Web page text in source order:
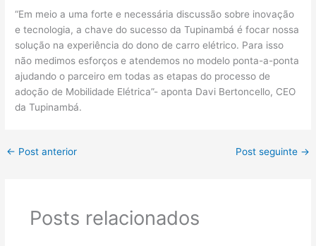
“Em meio a uma forte e necessária discussão sobre inovação
e tecnologia, a chave do sucesso da Tupinambá é focar nossa
solução na experiência do dono de carro elétrico. Para isso
não medimos esforços e atendemos no modelo ponta-a-ponta
ajudando o parceiro em todas as etapas do processo de
adoção de Mobilidade Elétrica”- aponta Davi Bertoncello, CEO
da Tupinambá.
← Post anterior Post seguinte →
Posts relacionados